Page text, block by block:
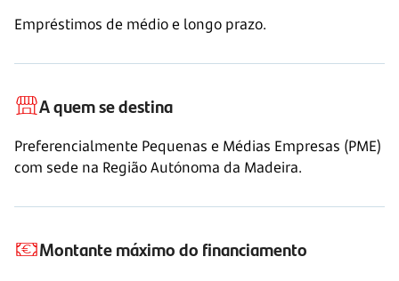
Empréstimos de médio e longo prazo.
A quem se destina
Preferencialmente Pequenas e Médias Empresas (PME)
com sede na Região Autónoma da Madeira.
Montante máximo do financiamento